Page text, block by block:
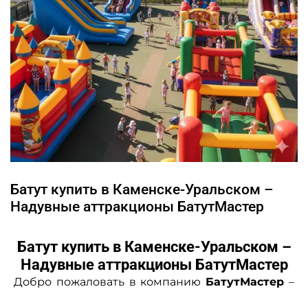
Батут купить в Каменске-Уральском –
Надувные аттракционы БатутМастер
Батут купить в Каменске-Уральском –
Надувные аттракционы БатутМастер
Добро пожаловать в компанию БатутМастер –